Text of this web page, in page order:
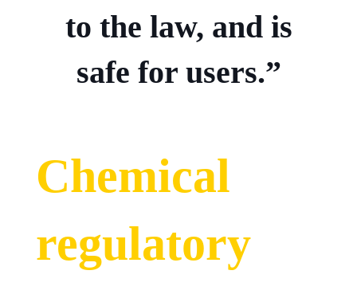
to the law, and is
safe for users.”
Chemical
regulatory